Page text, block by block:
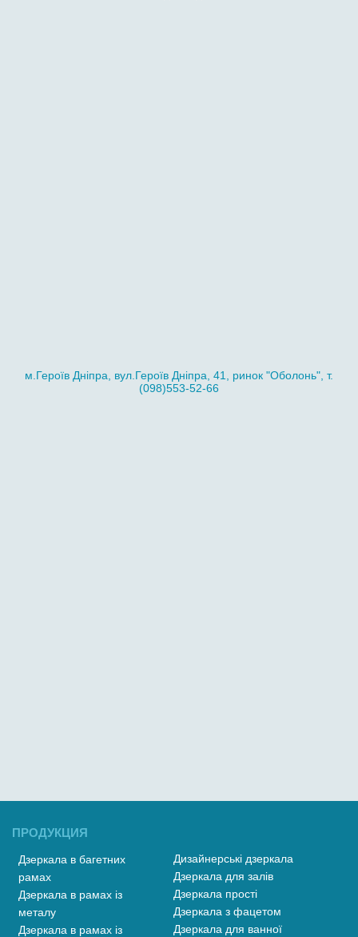
м.Героїв Дніпра, вул.Героїв Дніпра, 41, ринок "Оболонь", т.
(098)553-52-66
ПРОДУКЦИЯ
Дзеркала в багетних
рамах
Дзеркала в рамах із
металу
Дзеркала в рамах із
Дизайнерські дзеркала
Дзеркала для залів
Дзеркала прості
Дзеркала з фацетом
Дзеркала для ванної